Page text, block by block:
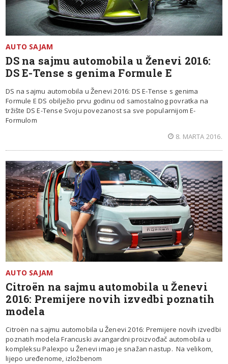
AUTO SAJAM
DS na sajmu automobila u Ženevi 2016:
DS E-Tense s genima Formule E
DS na sajmu automobila u Ženevi 2016: DS E-Tense s genima
Formule E DS obilježio prvu godinu od samostalnog povratka na
tržište DS E-Tense Svoju povezanost sa sve popularnijom E-
Formulom
8. MARTA 2016.
AUTO SAJAM
Citroën na sajmu automobila u Ženevi
2016: Premijere novih izvedbi poznatih
modela
Citroën na sajmu automobila u Ženevi 2016: Premijere novih izvedbi
poznatih modela Francuski avangardni proizvođač automobila u
kompleksu Palexpo u Ženevi imao je snažan nastup. Na velikom,
lijepo uređenome, izložbenom